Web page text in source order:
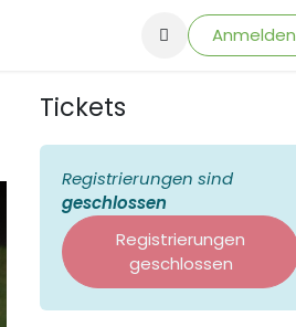
Anmelden
Tickets
Registrierungen sind
geschlossen
Registrierungen
geschlossen